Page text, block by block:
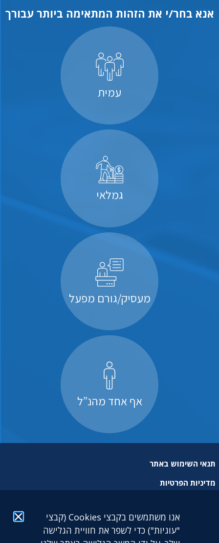
אנא בחר/י את הזהות המתאימה ביותר עבורך
עמית
גמלאי
מעסיק/גורם מפעל
אף אחד מהנ”ל
תנאי השימוש באתר
מדיניות הפרטיות
הצהרת נגישות
אנו משתמשים בקבצי Cookies (קבצי
"עוגיות") כדי לשפר את חוויית הגלישה